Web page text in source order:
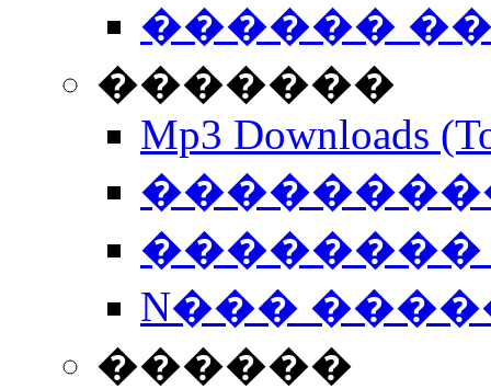
������
�������
Mp3 Downloads
��������
N���
������